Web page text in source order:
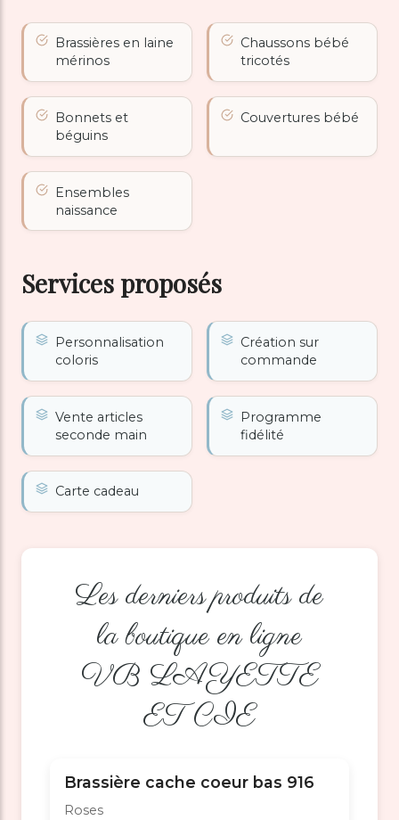
Brassières en laine
mérinos
Chaussons bébé
tricotés
Bonnets et
béguins
Couvertures bébé
Ensembles
naissance
Services proposés
Personnalisation
coloris
Création sur
commande
Vente articles
seconde main
Programme
fidélité
Carte cadeau
Les derniers produits de
la boutique en ligne
VB LAYETTE
ET CIE
Brassière cache coeur bas 916
Roses